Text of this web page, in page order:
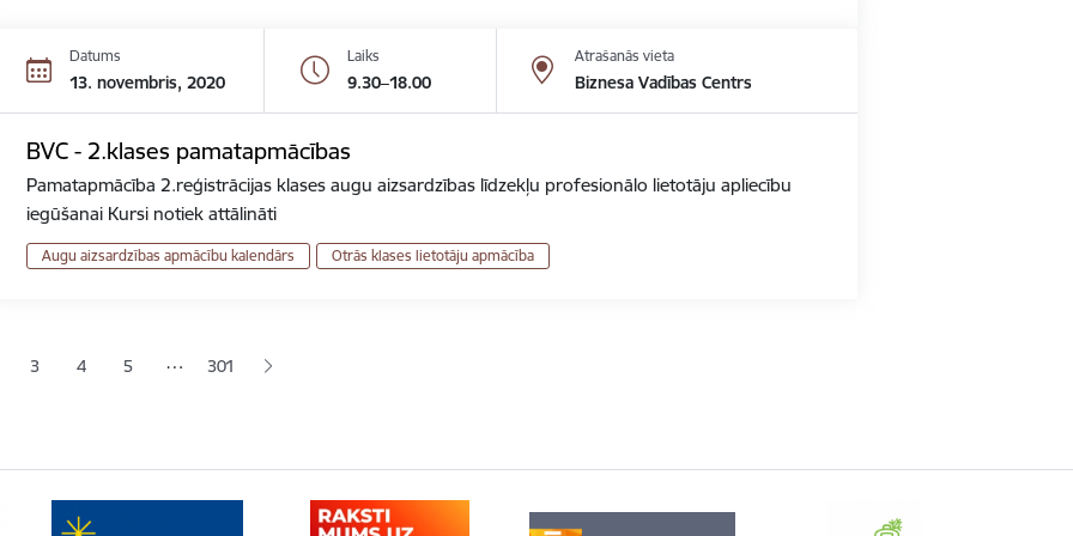
Datums
13. novembris, 2020
Laiks
9.30–18.00
Atrašanās vieta
Biznesa Vadības Centrs
BVC - 2.klases pamatapmācības
Pamatapmācība 2.reģistrācijas klases augu aizsardzības līdzekļu profesionālo lietotāju apliecību
iegūšanai Kursi notiek attālināti
Augu aizsardzības apmācību kalendārs Otrās klases lietotāju apmācība
lapaLapa
3 Lapa
4 Lapa
5 … 301